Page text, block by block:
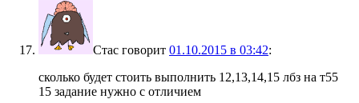
Стас говорит 01.10.2015 в 03:42:
сколько будет стоить выполнить 12,13,14,15 лбз на т55
15 задание нужно с отличием